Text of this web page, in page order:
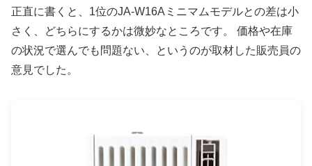
正直に書くと、1位のJA-W16Aミニマムモデルとの差は小
さく、どちらにするかは微妙なところです。 価格や在庫
の状況で選んでも問題ない、というのが取材した販売員の
意見でした。